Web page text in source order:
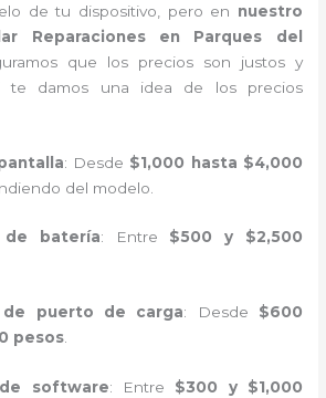
de tu dispositivo, pero en nuestro
Reparaciones en Parques del
que los precios son justos y
te damos una idea de los precios
: Desde $1,000 hasta $4,000
del modelo.
de batería: Entre $500 y $2,500
de puerto de carga: Desde $600
pesos.
software: Entre $300 y $1,000